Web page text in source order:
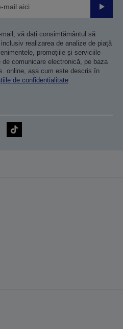
vă dați consimțământul să
realizarea de analize de piață
promoțiile și serviciile
comunicare electronică, pe baza
online, așa cum este descris în
de confidențialitate